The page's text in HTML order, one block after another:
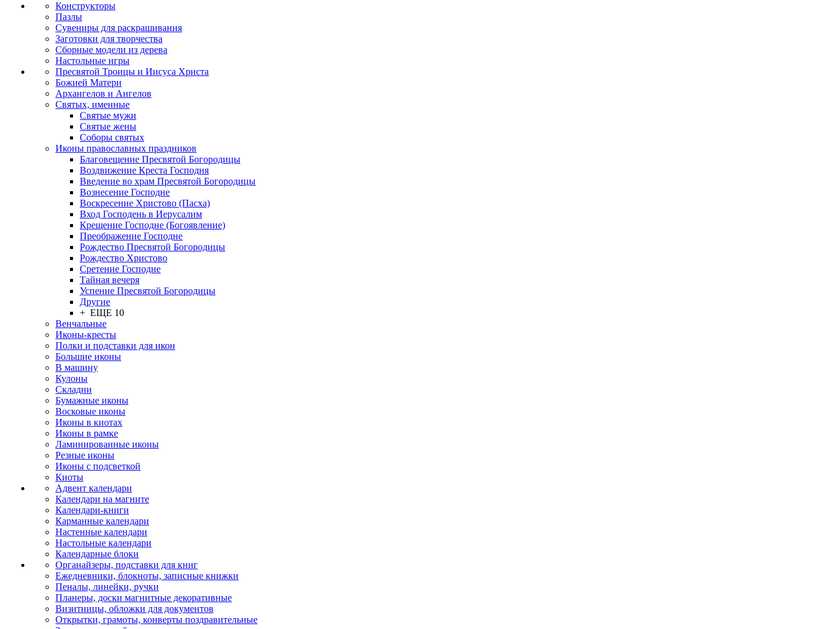
Конструкторы
Пазлы
Сувениры для раскрашивания
Заготовки для творчества
Сборные модели из дерева
Настольные игры
Пресвятой Троицы и Иисуса Христа
Божией Матери
Архангелов и Ангелов
Святых, именные
Святые мужи
Святые жены
Соборы святых
Иконы православных праздников
Благовещение Пресвятой Богородицы
Воздвижение Креста Господня
Введение во храм Пресвятой Богородицы
Вознесение Господне
Воскресение Христово (Пасха)
Вход Господень в Иерусалим
Крещение Господне (Богоявление)
Преображение Господне
Рождество Пресвятой Богородицы
Рождество Христово
Сретение Господне
Тайная вечеря
Успение Пресвятой Богородицы
Другие
+ ЕЩЕ 10
Венчальные
Иконы-кресты
Полки и подставки для икон
Большие иконы
В машину
Кулоны
Складни
Бумажные иконы
Восковые иконы
Иконы в киотах
Иконы в рамке
Ламинированные иконы
Резные иконы
Иконы с подсветкой
Киоты
Адвент календари
Календари на магните
Календари-книги
Карманные календари
Настенные календари
Настольные календари
Календарные блоки
Органайзеры, подставки для книг
Ежедневники, блокноты, записные книжки
Пеналы, линейки, ручки
Планеры, доски магнитные декоративные
Визитницы, обложки для документов
Открытки, грамоты, конверты поздравительные